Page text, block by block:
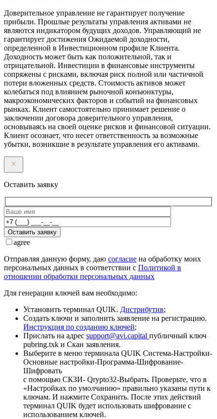
Доверительное управление не гарантирует получение
прибыли. Прошлые результаты управления активами не
являются индикатором будущих доходов. Управляющий не
гарантирует достижения Ожидаемой доходности,
определенной в Инвестиционном профиле Клиента.
Доходность может быть как положительной, так и
отрицательной. Инвестиции в финансовые инструменты
сопряжены с рисками, включая риск полной или частичной
потери вложенных средств. Стоимость активов может
колебаться под влиянием рыночной конъюнктуры,
макроэкономических факторов и событий на финансовых
рынках. Клиент самостоятельно принимает решение о
заключении договора доверительного управления,
основываясь на своей оценке рисков и финансовой ситуации.
Клиент осознает, что несет ответственность за возможные
убытки, возникшие в результате управления его активами.
Оставить заявку
Оставить заявку
agree
Отправляя данную форму, даю согласие на обработку моих
персональных данных в соответствии с Политикой в
отношении обработки персональных данных
Для генерации ключей вам необходимо:
Установить терминал QUIK. Дистрибутив;
Создать ключи и заполнить заявление на регистрацию.
Инструкция по созданию ключей;
Прислать на адрес support@avi.capital публичный ключ
pubring.txk и Скан заявления.
Выберите в меню терминала QUIK Система-Настройки-
Основные настройки-Программа-Шифрование-
Шифровать
с помощью СКЗИ- Qrypto32-Выбрать. Проверьте, что в
«Настройках по умолчанию» правильно указаны пути к
ключам. И нажмите Сохранить. После этих действий
терминал QUIK будет использовать шифрование с
использованием ключей.